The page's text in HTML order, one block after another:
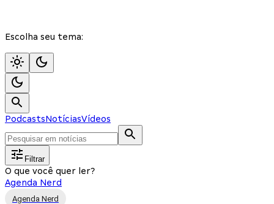
Escolha seu tema:
PodcastsNotíciasVídeos
Filtrar
O que você quer ler?
Agenda Nerd
Agenda Nerd